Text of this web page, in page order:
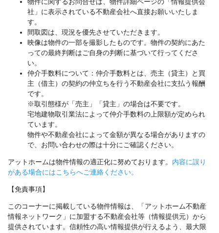
社」に表示されている不動産会社へ直接お願いいたしま
す。
間取図は、現況を優先させていただきます。
映像は物件の一部を撮影したものです。物件の契約にあた
っての最終判断はご自身の判断に基づいて行ってくださ
い。
仲介手数料について：仲介手数料とは、売主（貸主）と買
主（借主）の契約の仲立ちを行う不動産会社に支払う報酬
です。
※取引態様が「売主」「貸主」の場合は不要です。
宅地建物取引業法によって仲介手数料の上限額が定められ
ています。
物件や不動産会社によって金額が異なる場合がありますの
で、お問い合わせの際は十分にご確認ください。
アットホームは物件情報の適正化に努めております。 内容に誤り
がある場合にはこちらへご連絡ください。
【免責事項】
このコーナーに掲載している物件情報は、「アットホーム不動産
情報ネットワーク」に加盟する不動産会社等（情報提供元）から
提供されています。信頼性の高い情報提供が行えるよう、最大限